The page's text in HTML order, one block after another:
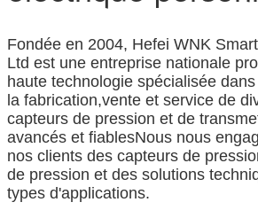
Fondée en 2004, Hefei WNK
Ltd est une entreprise nationale
haute technologie spécialisée
la fabrication,vente et service de
capteurs de pression et de
avancés et fiablesNous nous
nos clients des capteurs de
de pression et des solutions
types d'applications.